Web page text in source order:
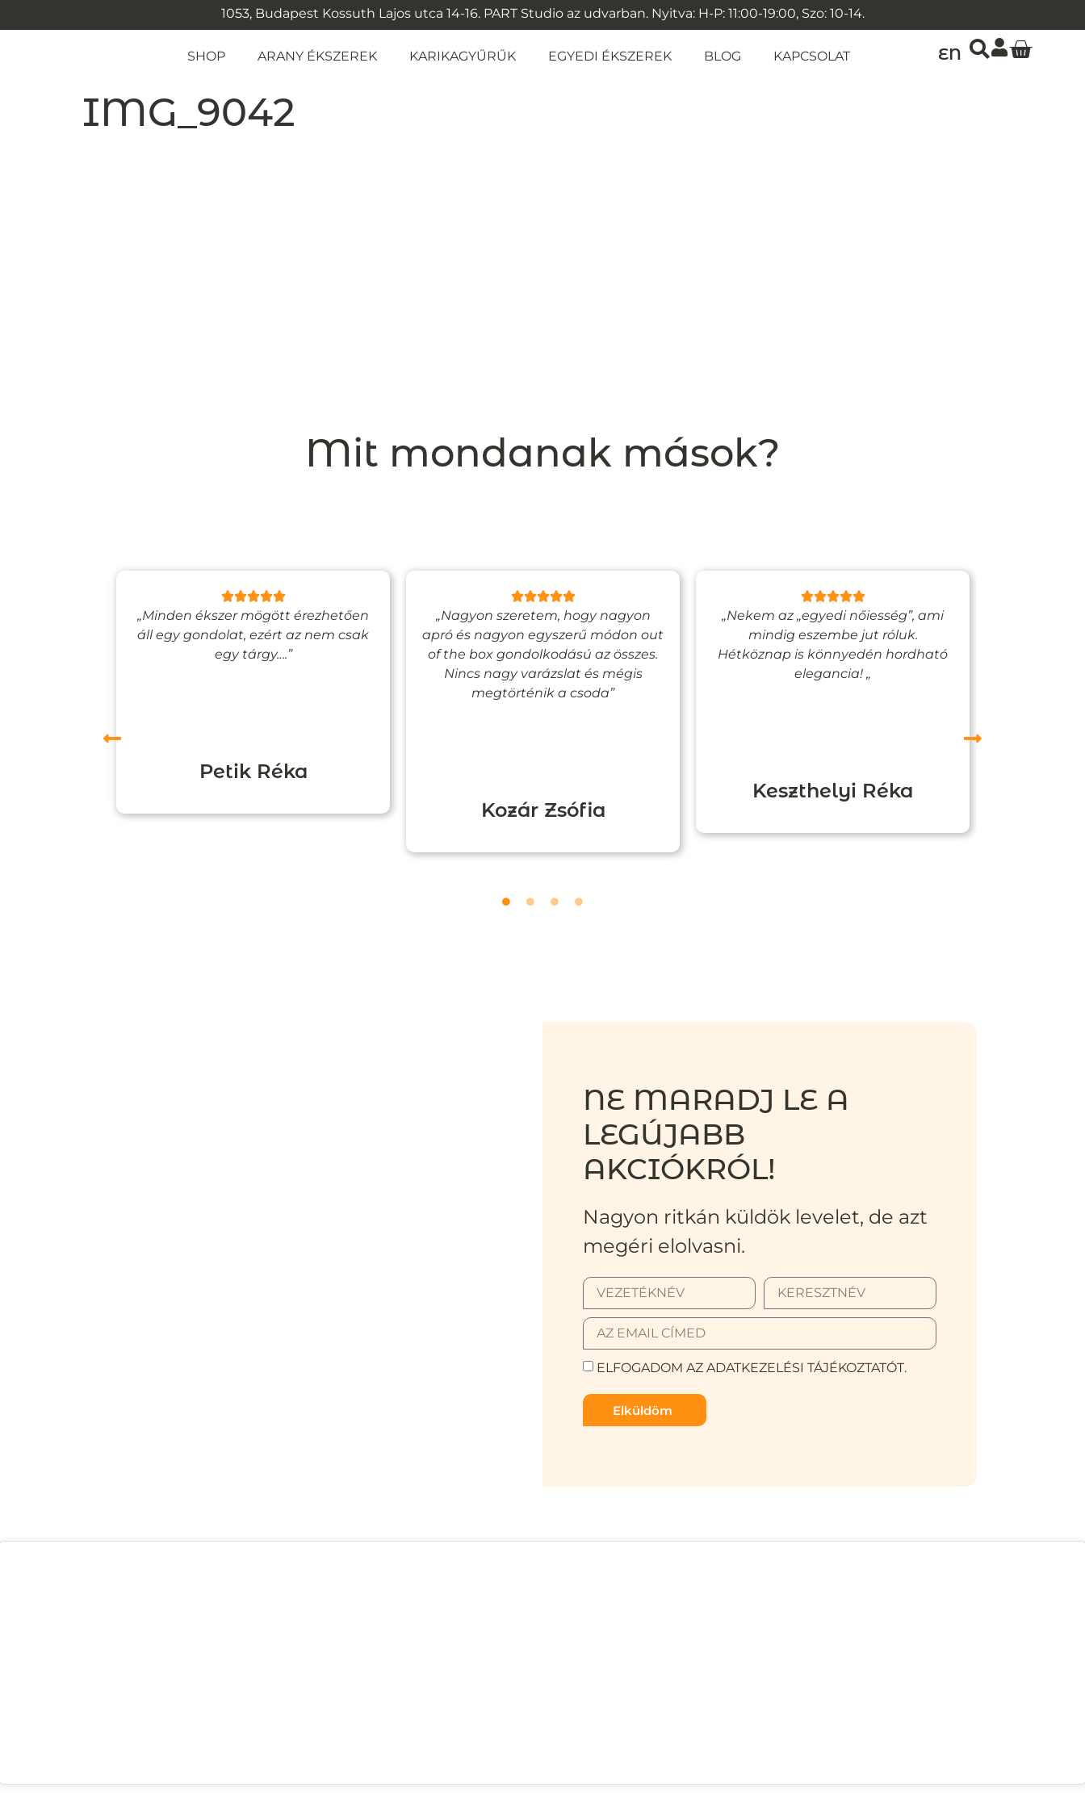
1053, Budapest Kossuth Lajos utca 14-16. PART Studio az udvarban. Nyitva: H-P: 11:00-19:00, Szo: 10-14.
SHOP ARANY ÉKSZEREK KARIKAGYŰRŰK EGYEDI ÉKSZEREK BLOG KAPCSOLAT EN
IMG_9042
Mit mondanak mások?
„Minden ékszer mögött érezhetően
áll egy gondolat, ezért az nem csak
egy tárgy….”
Petik Réka
„Nagyon szeretem, hogy nagyon
apró és nagyon egyszerű módon out
of the box gondolkodású az összes.
Nincs nagy varázslat és mégis
megtörténik a csoda”
Kozár Zsófia
„Nekem az „egyedi nőiesség”, ami
mindig eszembe jut róluk.
Hétköznap is könnyedén hordható
elegancia! „
Keszthelyi Réka
NE MARADJ LE A
LEGÚJABB
AKCIÓKRÓL!
Nagyon ritkán küldök levelet, de azt
megéri elolvasni.
ELFOGADOM AZ ADATKEZELÉSI TÁJÉKOZTATÓT.
Elküldöm